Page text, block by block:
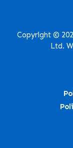
Copyright ©
Ltd.